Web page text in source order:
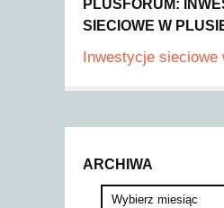
PLUSFORUM:
SIECIOWE W
Inwestycje sieciowe
ARCHIWA